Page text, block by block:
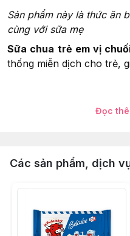
Sản phẩm này là thức ăn
cùng với sữa mẹ
Sữa chua trẻ em vị
thống miễn dịch cho trẻ,
Đọc
Các sản phẩm, dịch